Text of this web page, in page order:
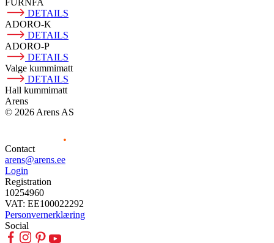
DETAILS
ADORO-K
DETAILS
ADORO-P
DETAILS
Valge kummimatt
DETAILS
Hall kummimatt
Arens
© 2026 Arens AS
Contact
arens@arens.ee
Login
Registration
10254960
VAT: EE100022292
Personvernerklæring
Social